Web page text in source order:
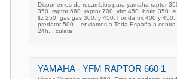
Disponemos de recambios para yamaha raptor
350. raptor 660. raptor 700. yfm 450. bruin 350.
ltz 250. gas gas 300. y 450. honda trx 400 y 450.
predator 500. . enviamos a Toda España a contra
24h. . culata
YAMAHA - YFM RAPTOR 660 1